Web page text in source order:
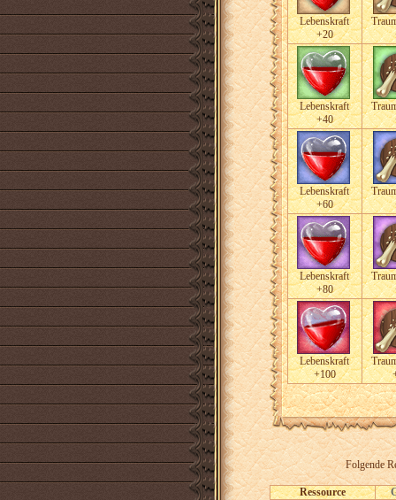
Lebenskraft
+20
Lebenskraft
+40
Lebenskraft
+60
Lebenskraft
+80
Lebenskraft
+100
Folgende
Ressource